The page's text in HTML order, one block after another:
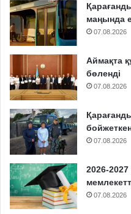
маңында
07.08.2026
Аймақта
бөленді
07.08.2026
07.08.2026
2026-
07.08.2026